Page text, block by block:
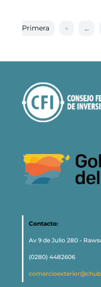
Primera
« ...
Contacto:
Av 9 de Julio 280 -
(0280) 4482606